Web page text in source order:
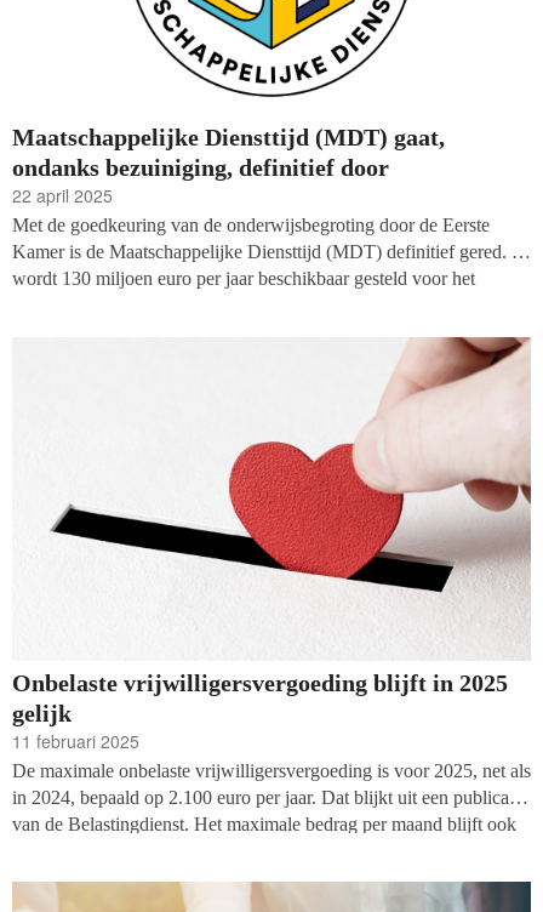
Maatschappelijke Diensttijd (MDT) gaat,
ondanks bezuiniging, definitief door
22 april 2025
Met de goedkeuring van de onderwijsbegroting door de Eerste
Kamer is de Maatschappelijke Diensttijd (MDT) definitief gered. Er
wordt 130 miljoen euro per jaar beschikbaar gesteld voor het
Onbelaste vrijwilligersvergoeding blijft in 2025
gelijk
11 februari 2025
De maximale onbelaste vrijwilligersvergoeding is voor 2025, net als
in 2024, bepaald op 2.100 euro per jaar. Dat blijkt uit een publicatie
van de Belastingdienst. Het maximale bedrag per maand blijft ook
vrijwilligersvergoeding flink.